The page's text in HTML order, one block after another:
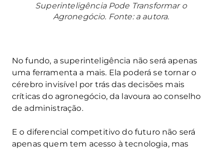
Superinteligência Pode Transformar o
Agronegócio. Fonte: a autora.
No fundo, a superinteligência não será apenas
uma ferramenta a mais. Ela poderá se tornar o
cérebro invisível por trás das decisões mais
críticas do agronegócio, da lavoura ao conselho
de administração.
E o diferencial competitivo do futuro não será
apenas quem tem acesso à tecnologia, mas